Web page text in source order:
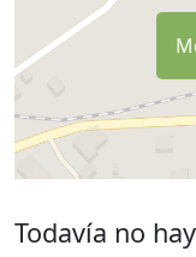
Todavía no